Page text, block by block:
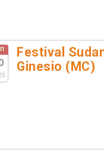
Festival
Ginesio (MC)